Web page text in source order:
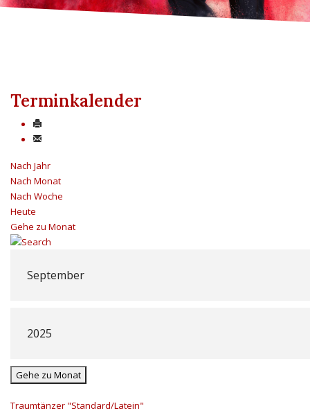
Terminkalender
Nach Jahr
Nach Monat
Nach Woche
Heute
Gehe zu Monat
Gehe zu Monat
Traumtänzer "Standard/Latein"